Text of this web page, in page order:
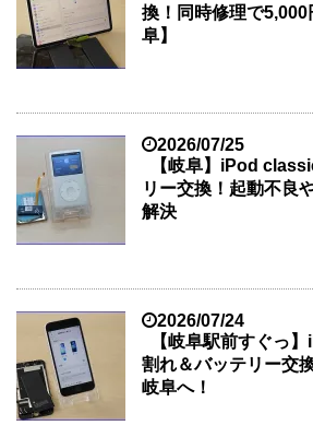
換！同時修理で
阜】
2026/07/25
【岐阜】iPod
リー交換！起動不良
解決
2026/07/24
【岐阜駅前すぐっ
割れ＆バッテリー交
岐阜へ！